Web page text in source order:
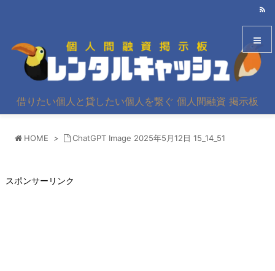
借りたい個人と貸したい個人を繋ぐ 個人間融資 掲示板
HOME > ChatGPT Image 2025年5月12日 15_14_51
スポンサーリンク